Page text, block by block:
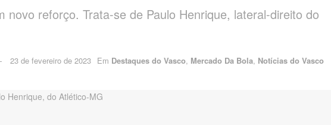
novo reforço. Trata-se de Paulo Henrique, lateral-direito do
23 de fevereiro de 2023 Em Destaques do Vasco, Mercado Da Bola, Notícias do Vasco